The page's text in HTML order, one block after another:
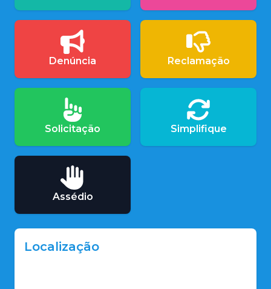
Denúncia Reclamação
Solicitação Simplifique
Assédio
Localização